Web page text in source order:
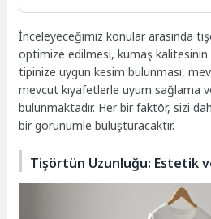
İnceleyeceğimiz konular arasında
optimize edilmesi, kumaş kalitesinin
tipinize uygun kesim bulunması,
mevcut kıyafetlerle uyum sağlama
bulunmaktadır. Her bir faktör, sizi
bir görünümle buluşturacaktır.
Tişörtün Uzunluğu: Estetik